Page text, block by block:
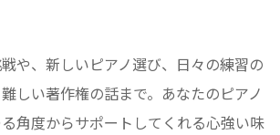
や、新しいピアノ選び、日々の練習の
しい著作権の話まで。あなたのピアノ
角度からサポートしてくれる心強い味